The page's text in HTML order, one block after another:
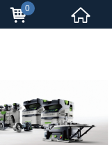
0